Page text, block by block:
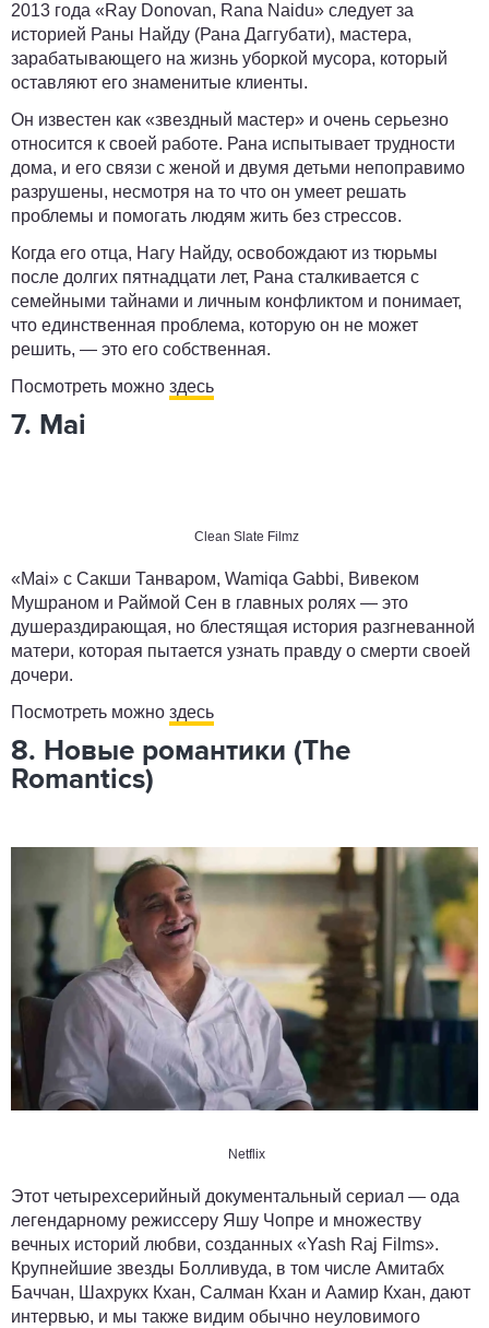
2013 года «Ray Donovan, Rana Naidu» следует за
историей Раны Найду (Рана Даггубати), мастера,
зарабатывающего на жизнь уборкой мусора, который
оставляют его знаменитые клиенты.
Он известен как «звездный мастер» и очень серьезно
относится к своей работе. Рана испытывает трудности
дома, и его связи с женой и двумя детьми непоправимо
разрушены, несмотря на то что он умеет решать
проблемы и помогать людям жить без стрессов.
Когда его отца, Нагу Найду, освобождают из тюрьмы
после долгих пятнадцати лет, Рана сталкивается с
семейными тайнами и личным конфликтом и понимает,
что единственная проблема, которую он не может
решить, — это его собственная.
Посмотреть можно здесь
7. Mai
Clean Slate Filmz
«Mai» с Сакши Танваром, Wamiqa Gabbi, Вивеком
Мушраном и Раймой Сен в главных ролях — это
душераздирающая, но блестящая история разгневанной
матери, которая пытается узнать правду о смерти своей
дочери.
Посмотреть можно здесь
8. Новые романтики (The
Romantics)
Netflix
Этот четырехсерийный документальный сериал — ода
легендарному режиссеру Яшу Чопре и множеству
вечных историй любви, созданных «Yash Raj Films».
Крупнейшие звезды Болливуда, в том числе Амитабх
Баччан, Шахрукх Кхан, Салман Кхан и Аамир Кхан, дают
интервью, и мы также видим обычно неуловимого